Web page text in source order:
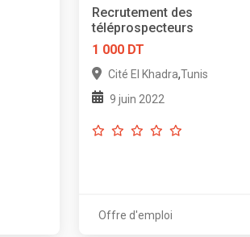
Recrutement des
téléprospecteurs
1 000 DT
Cité El Khadra,Tunis
9 juin 2022
Offre d'emploi